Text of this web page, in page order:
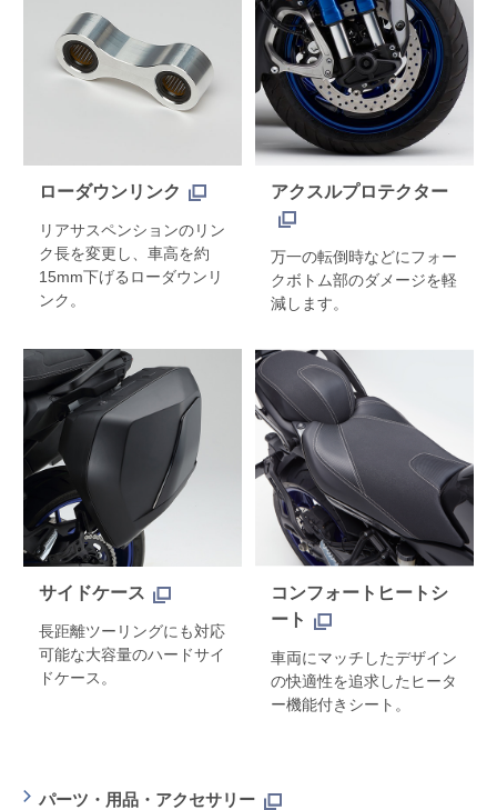
ローダウンリンク
リアサスペンションのリン
ク長を変更し、車高を約
15mm下げるローダウンリ
ンク。
アクスルプロテクター
万一の転倒時などにフォー
クボトム部のダメージを軽
減します。
サイドケース
長距離ツーリングにも対応
可能な大容量のハードサイ
ドケース。
コンフォートヒートシ
ート
車両にマッチしたデザイン
の快適性を追求したヒータ
ー機能付きシート。
パーツ・用品・アクセサリー